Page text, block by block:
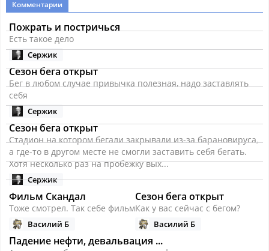
Комментарии
Пожрать и постричься
Есть такое дело
Сержик
Сезон бега открыт
Бег в любом случае привычка полезная, надо заставлять
себя
Сержик
Сезон бега открыт
Стадион на котором бегали закрывали из-за барановируса,
а где-то в другом месте не смогли заставить себя бегать.
Хотя несколько раз на пробежку вых...
Сержик
Фильм Скандал
Тоже смотрел. Так себе фильм
Василий Б
Сезон бега открыт
Как у вас сейчас с бегом?
Василий Б
Падение нефти, девальвация ...